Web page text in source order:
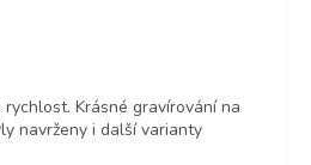
je 5 z 5 hvězdiček.
Krásné gravírování na
navrženy i další varianty